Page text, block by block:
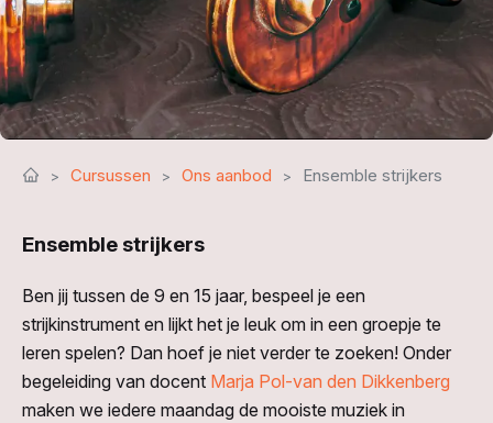
Cursussen Ons aanbod Ensemble strijkers
Ensemble strijkers
Ben jij tussen de 9 en 15 jaar, bespeel je een
strijkinstrument en lijkt het je leuk om in een groepje te
leren spelen? Dan hoef je niet verder te zoeken! Onder
begeleiding van docent Marja Pol-van den Dikkenberg
maken we iedere maandag de mooiste muziek in